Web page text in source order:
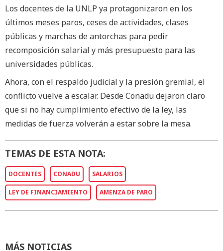
Los docentes de la UNLP ya protagonizaron en los
últimos meses paros, ceses de actividades, clases
públicas y marchas de antorchas para pedir
recomposición salarial y más presupuesto para las
universidades públicas.
Ahora, con el respaldo judicial y la presión gremial, el
conflicto vuelve a escalar. Desde Conadu dejaron claro
que si no hay cumplimiento efectivo de la ley, las
medidas de fuerza volverán a estar sobre la mesa.
TEMAS DE ESTA NOTA:
DOCENTES CONADU SALARIOS
LEY DE FINANCIAMIENTO AMENZA DE PARO
MÁS NOTICIAS